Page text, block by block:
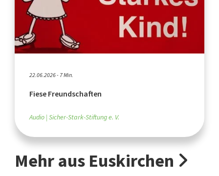
22.06.2026 - 7 Min.
Fiese Freundschaften
Audio Sicher-Stark-Stiftung e. V.
Mehr aus Euskirchen